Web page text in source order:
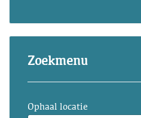
Zoekmenu
Ophaal locatie